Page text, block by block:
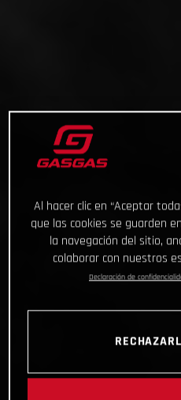
Al hacer clic en “Aceptar
que las cookies se guarden
la navegación del sitio,
colaborar con nuestros
Declaración de